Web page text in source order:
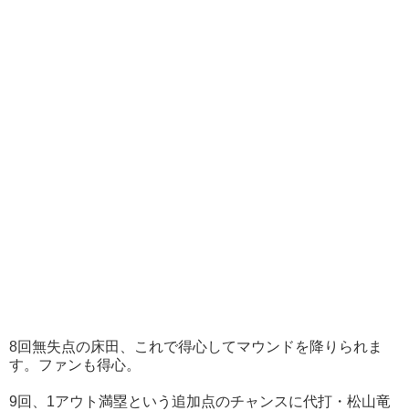
8回無失点の床田、これで得心してマウンドを降りられま
す。ファンも得心。
9回、1アウト満塁という追加点のチャンスに代打・松山竜